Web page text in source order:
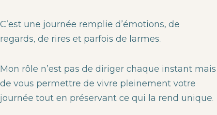
C’est une journée remplie d’émotions, de
regards, de rires et parfois de larmes.
Mon rôle n’est pas de diriger chaque instant mais
de vous permettre de vivre pleinement votre
journée tout en préservant ce qui la rend unique.